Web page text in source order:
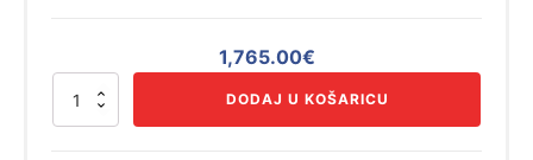
1,765.00€
OFYR
DODAJ U KOŠARICU